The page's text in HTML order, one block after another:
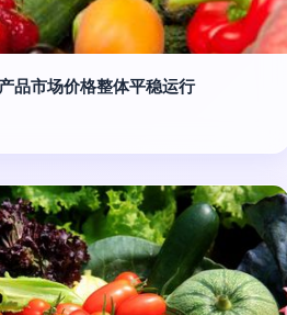
品市场价格整体平稳运行